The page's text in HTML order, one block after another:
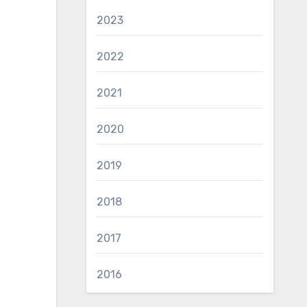
2023
2022
2021
2020
2019
2018
2017
2016